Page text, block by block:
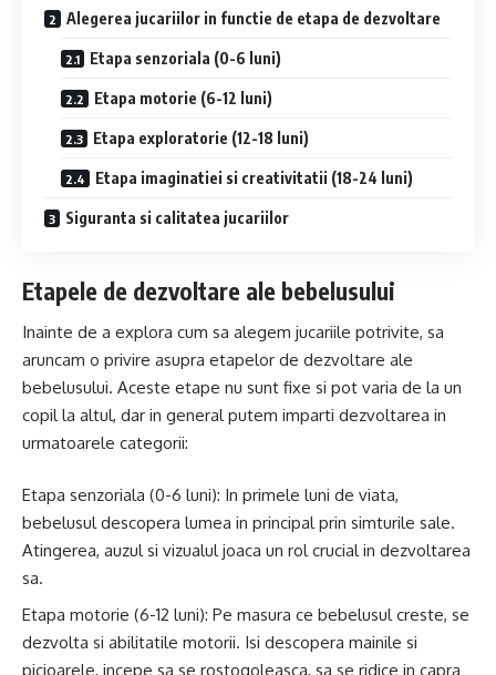
Alegerea jucariilor in functie de etapa de dezvoltare
Etapa senzoriala (0-6 luni)
Etapa motorie (6-12 luni)
Etapa exploratorie (12-18 luni)
Etapa imaginatiei si creativitatii (18-24 luni)
Siguranta si calitatea jucariilor
Etapele de dezvoltare ale bebelusului
Inainte de a explora cum sa alegem jucariile potrivite, sa
aruncam o privire asupra etapelor de dezvoltare ale
bebelusului. Aceste etape nu sunt fixe si pot varia de la un
copil la altul, dar in general putem imparti dezvoltarea in
urmatoarele categorii:
Etapa senzoriala (0-6 luni): In primele luni de viata,
bebelusul descopera lumea in principal prin simturile sale.
Atingerea, auzul si vizualul joaca un rol crucial in dezvoltarea
sa.
Etapa motorie (6-12 luni): Pe masura ce bebelusul creste, se
dezvolta si abilitatile motorii. Isi descopera mainile si
picioarele, incepe sa se rostogoleasca, sa se ridice in capra